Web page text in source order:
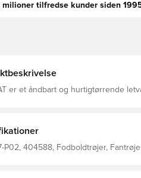
milioner tilfredse kunder siden
er et åndbart og hurtigtørrende
pasform Fremstillet af 100% polyester.
P02, 404588, Fodboldtrøjer,